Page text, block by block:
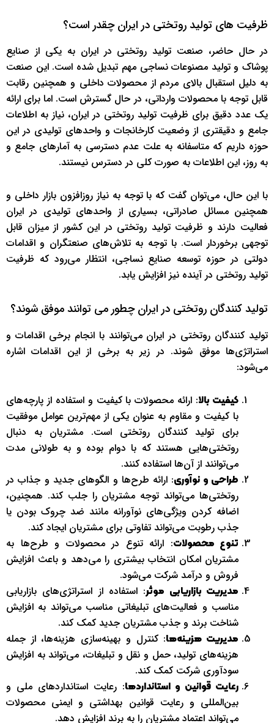
ظرفیت های تولید روتختی در ایران چقدر است؟
در حال حاضر، صنعت تولید روتختی در ایران به یکی از صنایع
پوشاک و تولید مصنوعات نساجی مهم تبدیل شده است. این صنعت
به دلیل استقبال بالای مردم از محصولات داخلی و همچنین رقابت
قابل توجه با محصولات وارداتی، در حال گسترش است. اما برای ارائه
یک عدد دقیق برای ظرفیت تولید روتختی در ایران، نیاز به اطلاعات
جامع و دقیقتری از وضعیت کارخانجات و واحدهای تولیدی در این
حوزه داریم که متاسفانه به علت عدم دسترسی به آمارهای جامع و
به روز، این اطلاعات به صورت کلی در دسترس نیستند.
با این حال، می‌توان گفت که با توجه به نیاز روزافزون بازار داخلی و
همچنین مسائل صادراتی، بسیاری از واحدهای تولیدی در ایران
فعالیت دارند و ظرفیت تولید روتختی در این کشور از میزان قابل
توجهی برخوردار است. با توجه به تلاش‌های صنعتگران و اقدامات
دولتی در حوزه توسعه صنایع نساجی، انتظار می‌رود که ظرفیت
تولید روتختی در آینده نیز افزایش یابد.
تولید کنندگان روتختی در ایران چطور می توانند موفق شوند؟
تولید کنندگان روتختی در ایران می‌توانند با انجام برخی اقدامات و
استراتژی‌ها موفق شوند. در زیر به برخی از این اقدامات اشاره
می‌شود:
کیفیت بالا: ارائه محصولات با کیفیت و استفاده از پارچه‌های
با کیفیت و مقاوم به عنوان یکی از مهم‌ترین عوامل موفقیت
برای تولید کنندگان روتختی است. مشتریان به دنبال
روتختی‌هایی هستند که با دوام بوده و به طولانی مدت
می‌توانند از آن‌ها استفاده کنند.
طراحی و نوآوری: ارائه طرح‌ها و الگوهای جدید و جذاب در
روتختی‌ها می‌تواند توجه مشتریان را جلب کند. همچنین،
اضافه کردن ویژگی‌های نوآورانه مانند ضد چروک بودن یا
جذب رطوبت می‌تواند تفاوتی برای مشتریان ایجاد کند.
تنوع محصولات: ارائه تنوع در محصولات و طرح‌ها به
مشتریان امکان انتخاب بیشتری را می‌دهد و باعث افزایش
فروش و درآمد شرکت می‌شود.
مدیریت بازاریابی موثر: استفاده از استراتژی‌های بازاریابی
مناسب و فعالیت‌های تبلیغاتی مناسب می‌تواند به افزایش
شناخت برند و جذب مشتریان جدید کمک کند.
مدیریت هزینه‌ها: کنترل و بهینه‌سازی هزینه‌ها، از جمله
هزینه‌های تولید، حمل و نقل و تبلیغات، می‌تواند به افزایش
سودآوری شرکت کمک کند.
رعایت قوانین و استانداردها: رعایت استانداردهای ملی و
بین‌المللی و رعایت قوانین بهداشتی و ایمنی محصولات
می‌تواند اعتماد مشتریان را به برند افزایش دهد.